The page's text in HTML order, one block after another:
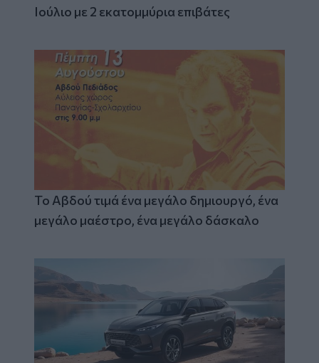
Ιούλιο με 2 εκατομμύρια επιβάτες
Το Αβδού τιμά ένα μεγάλο δημιουργό, ένα
μεγάλο μαέστρο, ένα μεγάλο δάσκαλο